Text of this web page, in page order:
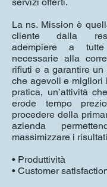
La ns. Mission è
cliente dalla
adempiere a
necessarie alla
rifiuti e a garantire un
che agevoli e migliori
pratica, un’attività
erode tempo
procedere della
azienda
massimizzare i
• Produttività
• Customer